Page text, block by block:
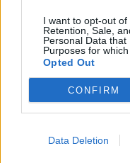
I want to opt-out of
Retention, Sale,
Personal Data
Purposes for
Opted Out
CONFIRM
Data Deletion